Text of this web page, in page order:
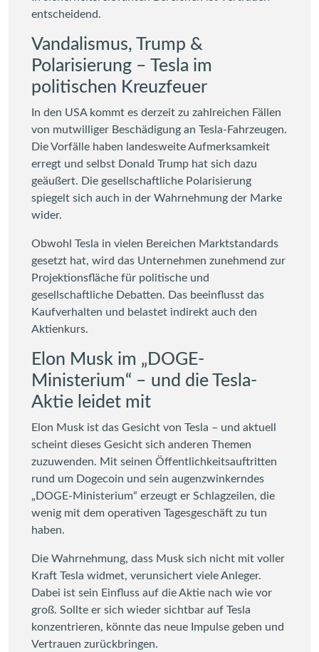
entscheidend.
Vandalismus, Trump &
Polarisierung – Tesla im
politischen Kreuzfeuer
In den USA kommt es derzeit zu zahlreichen Fällen
von mutwilliger Beschädigung an Tesla-Fahrzeugen.
Die Vorfälle haben landesweite Aufmerksamkeit
erregt und selbst Donald Trump hat sich dazu
geäußert. Die gesellschaftliche Polarisierung
spiegelt sich auch in der Wahrnehmung der Marke
wider.
Obwohl Tesla in vielen Bereichen Marktstandards
gesetzt hat, wird das Unternehmen zunehmend zur
Projektionsfläche für politische und
gesellschaftliche Debatten. Das beeinflusst das
Kaufverhalten und belastet indirekt auch den
Aktienkurs.
Elon Musk im „DOGE-
Ministerium“ – und die Tesla-
Aktie leidet mit
Elon Musk ist das Gesicht von Tesla – und aktuell
scheint dieses Gesicht sich anderen Themen
zuzuwenden. Mit seinen Öffentlichkeitsauftritten
rund um Dogecoin und sein augenzwinkerndes
„DOGE-Ministerium“ erzeugt er Schlagzeilen, die
wenig mit dem operativen Tagesgeschäft zu tun
haben.
Die Wahrnehmung, dass Musk sich nicht mit voller
Kraft Tesla widmet, verunsichert viele Anleger.
Dabei ist sein Einfluss auf die Aktie nach wie vor
groß. Sollte er sich wieder sichtbar auf Tesla
konzentrieren, könnte das neue Impulse geben und
Vertrauen zurückbringen.